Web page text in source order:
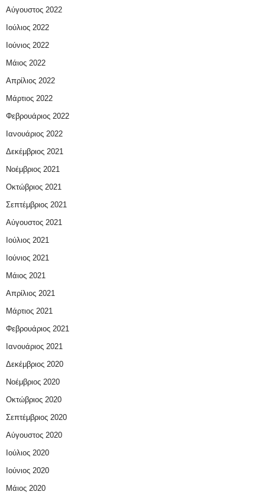
Αύγουστος 2022
Ιούλιος 2022
Ιούνιος 2022
Μάιος 2022
Απρίλιος 2022
Μάρτιος 2022
Φεβρουάριος 2022
Ιανουάριος 2022
Δεκέμβριος 2021
Νοέμβριος 2021
Οκτώβριος 2021
Σεπτέμβριος 2021
Αύγουστος 2021
Ιούλιος 2021
Ιούνιος 2021
Μάιος 2021
Απρίλιος 2021
Μάρτιος 2021
Φεβρουάριος 2021
Ιανουάριος 2021
Δεκέμβριος 2020
Νοέμβριος 2020
Οκτώβριος 2020
Σεπτέμβριος 2020
Αύγουστος 2020
Ιούλιος 2020
Ιούνιος 2020
Μάιος 2020